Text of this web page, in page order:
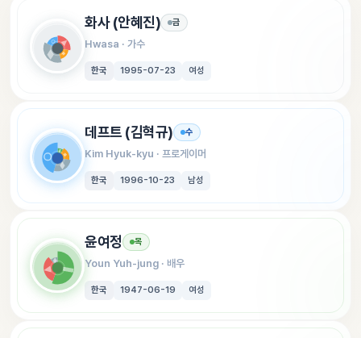
화사 (안혜진) 금
Hwasa · 가수
한국 1995-07-23 여성
데프트 (김혁규) 수
Kim Hyuk-kyu · 프로게이머
한국 1996-10-23 남성
윤여정 목
Youn Yuh-jung · 배우
한국 1947-06-19 여성